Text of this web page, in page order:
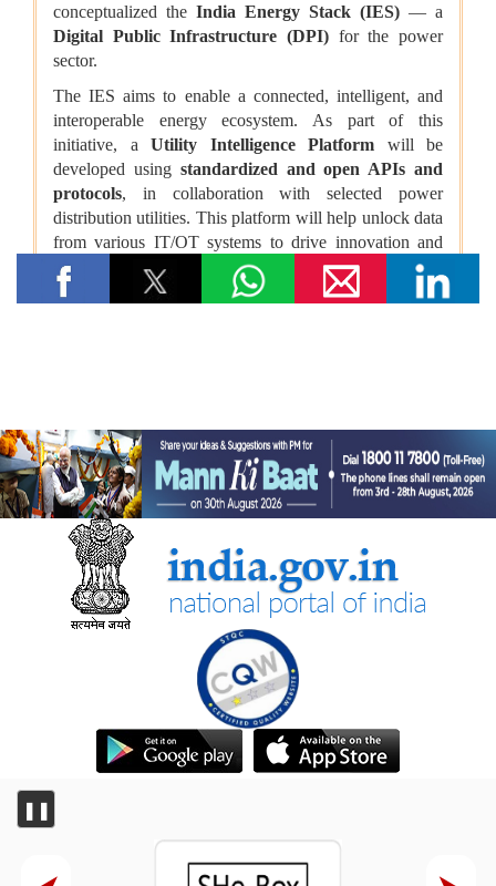
खेल मंत्री डॉ. मनसुख मांडविया ने गुजरात के हनोल से युवाओं, माई भारत और
एनएसएस के साथ ‘फिट इंडिया संडे ऑन साइकिल’ के 85वें संस्करण का
राष्ट्रव्यापी नेतृत्व किया, जिसका मुख्य विषय रहा ‘नशा मुक्त भारत’
केंद्रीकृत जन शिकायत निवारण और निगरानी प्रणाली (सीपीग्राम)
भारतीय प्रतिस्पर्धा आयोग
भारतीय प्रतिस्पर्धा आयोग (सीसीआई) ने ब्रिक्स प्रतिस्पर्धा प्राधिकरणों के
प्रमुखों की बैठक आयोजित की
❚❚